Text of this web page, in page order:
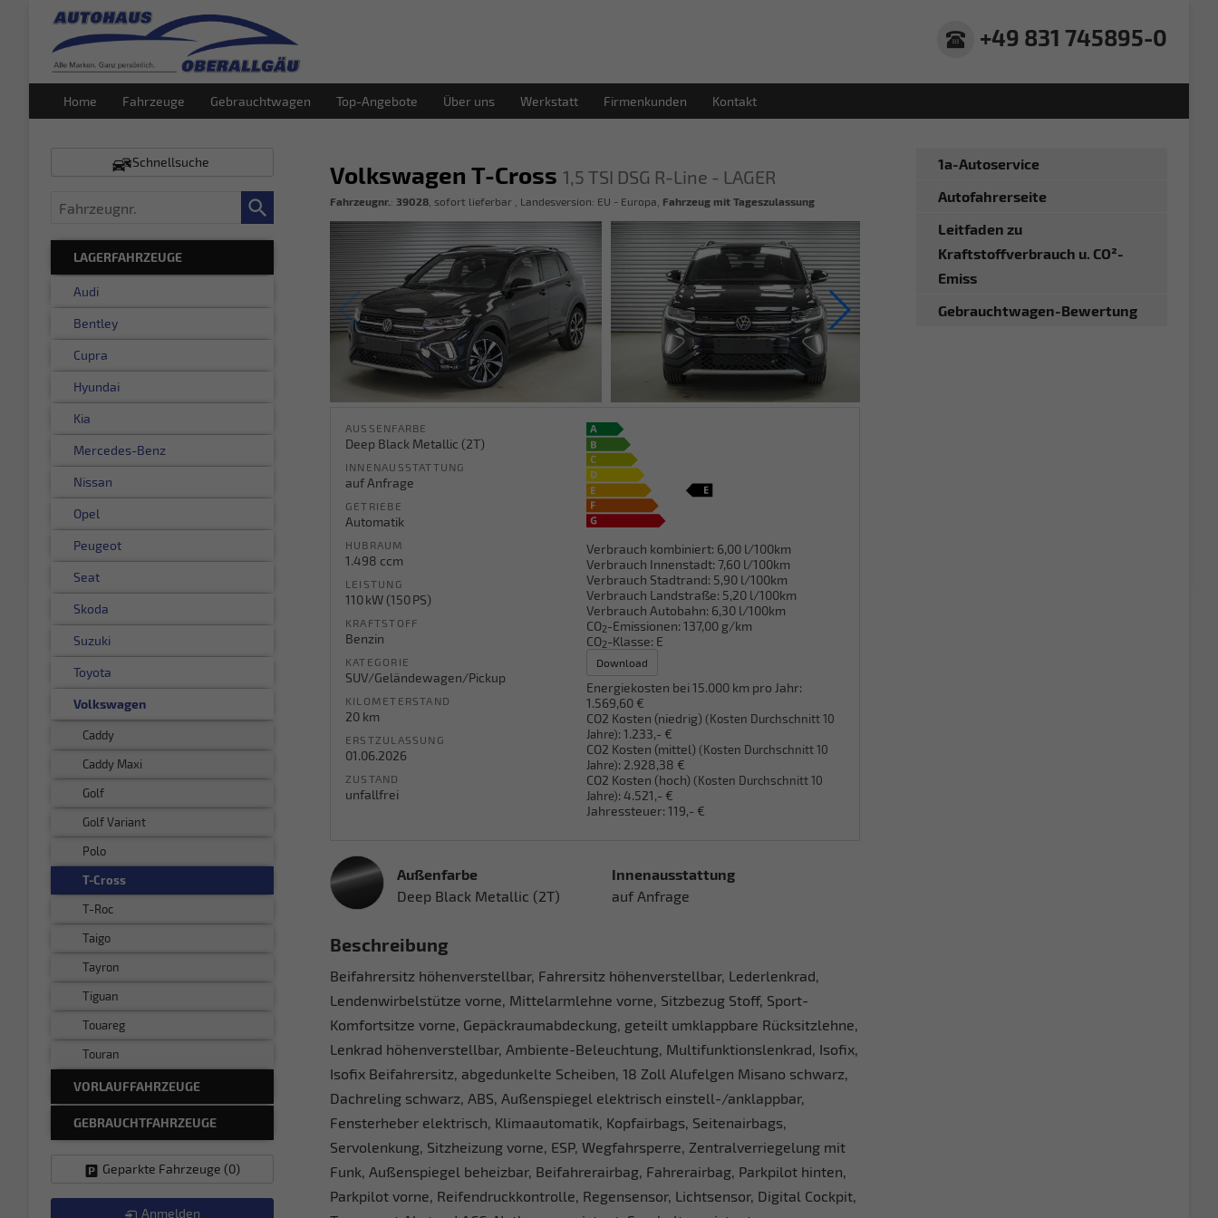
+49 831 745895-0
Home Fahrzeuge Gebrauchtwagen Top-Angebote Über uns Werkstatt Firmenkunden Kontakt
Volkswagen T-Cross 1,5 TSI DSG R-Line - LAGER
Fahrzeugnr. : 39028, sofort lieferbar, Landesversion: EU - Europa, Fahrzeug mit Tageszulassung
AUSSENFARBE
Deep Black Metallic (2T)
INNENAUSSTATTUNG
auf Anfrage
GETRIEBE
Automatik
HUBRAUM
1.498 ccm
LEISTUNG
110 kW (150 PS)
KRAFTSTOFF
Benzin
KATEGORIE
SUV/Geländewagen/Pickup
KILOMETERSTAND
20 km
ERSTZULASSUNG
01.06.2026
ZUSTAND
unfallfrei
Verbrauch kombiniert: 6,00 l/100km
Verbrauch Innenstadt: 7,60 l/100km
Verbrauch Stadtrand: 5,90 l/100km
Verbrauch Landstraße: 5,20 l/100km
Verbrauch Autobahn: 6,30 l/100km
CO2-Emissionen: 137,00 g/km
CO2-Klasse: E
Download
Energiekosten bei 15.000 km pro Jahr:
1.569,60 €
CO2 Kosten (niedrig) (Kosten Durchschnitt 10
Jahre): 1.233,- €
CO2 Kosten (mittel) (Kosten Durchschnitt 10
Jahre): 2.928,38 €
CO2 Kosten (hoch) (Kosten Durchschnitt 10
Jahre): 4.521,- €
Jahressteuer: 119,- €
Außenfarbe
Deep Black Metallic (2T)
Innenausstattung
auf Anfrage
Beschreibung
Beifahrersitz höhenverstellbar, Fahrersitz höhenverstellbar, Lederlenkrad,
Lendenwirbelstütze vorne, Mittelarmlehne vorne, Sitzbezug Stoff, Sport-
Komfortsitze vorne, Gepäckraumabdeckung, geteilt umklappbare Rücksitzlehne,
Lenkrad höhenverstellbar, Ambiente-Beleuchtung, Multifunktionslenkrad, Isofix,
Isofix Beifahrersitz, abgedunkelte Scheiben, 18 Zoll Alufelgen Misano schwarz,
Dachreling schwarz, ABS, Außenspiegel elektrisch einstell-/anklappbar,
Fensterheber elektrisch, Klimaautomatik, Kopfairbags, Seitenairbags,
Servolenkung, Sitzheizung vorne, ESP, Wegfahrsperre, Zentralverriegelung mit
Funk, Außenspiegel beheizbar, Beifahrerairbag, Fahrerairbag, Parkpilot hinten,
Parkpilot vorne, Reifendruckkontrolle, Regensensor, Lichtsensor, Digital Cockpit,
Schnellsuche
Fahrzeugnr.
LAGERFAHRZEUGE
Audi
Bentley
Cupra
Hyundai
Kia
Mercedes-Benz
Nissan
Opel
Peugeot
Seat
Skoda
Suzuki
Toyota
Volkswagen
Caddy
Caddy Maxi
Golf
Golf Variant
Polo
T-Cross
T-Roc
Taigo
Tayron
Tiguan
Touareg
Touran
VORLAUFFAHRZEUGE
GEBRAUCHTFAHRZEUGE
Geparkte Fahrzeuge (0)
Anmelden
1a-Autoservice
Autofahrerseite
Leitfaden zu
Kraftstoffverbrauch u. CO²-
Emiss
Gebrauchtwagen-Bewertung